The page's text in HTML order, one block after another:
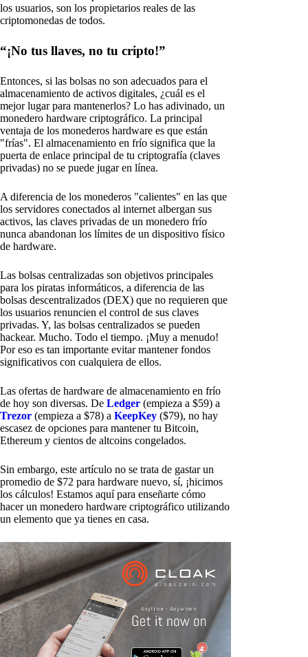
los usuarios, son los propietarios reales de las
criptomonedas de todos.
“¡No tus llaves, no tu cripto!”
Entonces, si las bolsas no son adecuados para el
almacenamiento de activos digitales, ¿cuál es el
mejor lugar para mantenerlos? Lo has adivinado, un
monedero hardware criptográfico. La principal
ventaja de los monederos hardware es que están
"frías". El almacenamiento en frío significa que la
puerta de enlace principal de tu criptografía (claves
privadas) no se puede jugar en línea.
A diferencia de los monederos "calientes" en las que
los servidores conectados al internet albergan sus
activos, las claves privadas de un monedero frío
nunca abandonan los límites de un dispositivo físico
de hardware.
Las bolsas centralizadas son objetivos principales
para los piratas informáticos, a diferencia de las
bolsas descentralizados (DEX) que no requieren que
los usuarios renuncien el control de sus claves
privadas. Y, las bolsas centralizados se pueden
hackear. Mucho. Todo el tiempo. ¡Muy a menudo!
Por eso es tan importante evitar mantener fondos
significativos con cualquiera de ellos.
Las ofertas de hardware de almacenamiento en frío
de hoy son diversas. De Ledger (empieza a $59) a
Trezor (empieza a $78) a KeepKey ($79), no hay
escasez de opciones para mantener tu Bitcoin,
Ethereum y cientos de altcoins congelados.
Sin embargo, este artículo no se trata de gastar un
promedio de $72 para hardware nuevo, sí, ¡hicimos
los cálculos! Estamos aquí para enseñarte cómo
hacer un monedero hardware criptográfico utilizando
un elemento que ya tienes en casa.